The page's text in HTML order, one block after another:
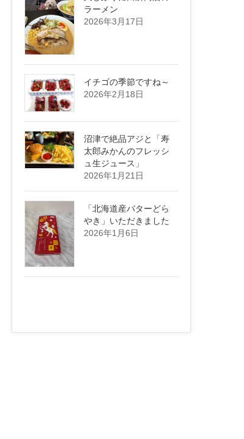
ラーメン
2026年3月17日
イチゴの季節ですね～
2026年2月18日
沼津で絶品アジと「寿
太郎みかんのフレッシ
ュ生ジュース」
2026年1月21日
「北海道産バターどら
やき」いただきました
2026年1月6日